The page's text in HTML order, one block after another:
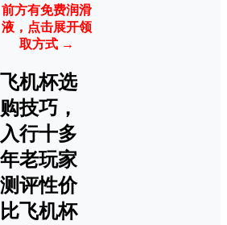
前方有免费润滑
液，点击展开领
取方式 →
飞机杯选
购技巧，
入行十多
年老玩家
测评性价
比飞机杯